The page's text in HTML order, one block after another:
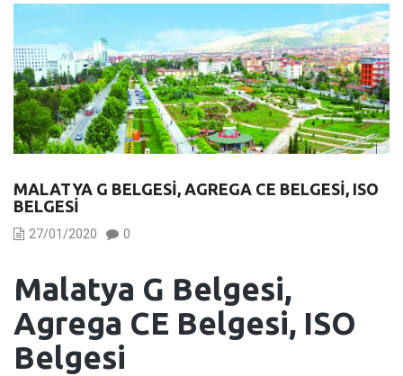
MALATYA G BELGESI, AGREGA CE BELGESI, ISO
BELGESI
27/01/2020 0
Malatya G Belgesi,
Agrega CE Belgesi, ISO
Belgesi